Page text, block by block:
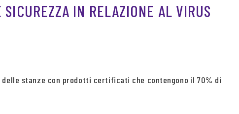
IN RELAZIONE AL VIRUS
stanze con prodotti certificati che contengono il 70% di